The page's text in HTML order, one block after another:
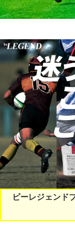
ビーレジェンド